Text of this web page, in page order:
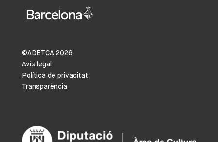
©ADETCA 2026
Avís legal
Política de privacitat
Transparència